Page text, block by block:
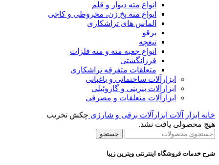
انواع مته دیوار و قلم
انواع مته پخ زن، مخروطی و کاجی
الماس های تراشکاری
برقو
تیغچه
انواع جعبه مته و مته فلزات
فرزانگشتی
متعلقات متفرقه تراشکاری
ابزارآلات ساختمانی و باغبانی
ابزارآلات بنزینی و گازوئیلی
ابزارآلات متعلقات و مصرفی
خانه ابزار آلات ابزارآلات برقی و شارژی چکش تخریب
هیچ محصولی یافت نشد.
جستجو
شرح خدمات فروشگاه اینترنتی ویترین زیبا